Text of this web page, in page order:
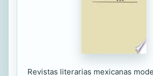
Revistas literarias mexicanas